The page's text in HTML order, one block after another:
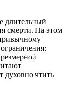
длительный
смерти. На этом
чтить